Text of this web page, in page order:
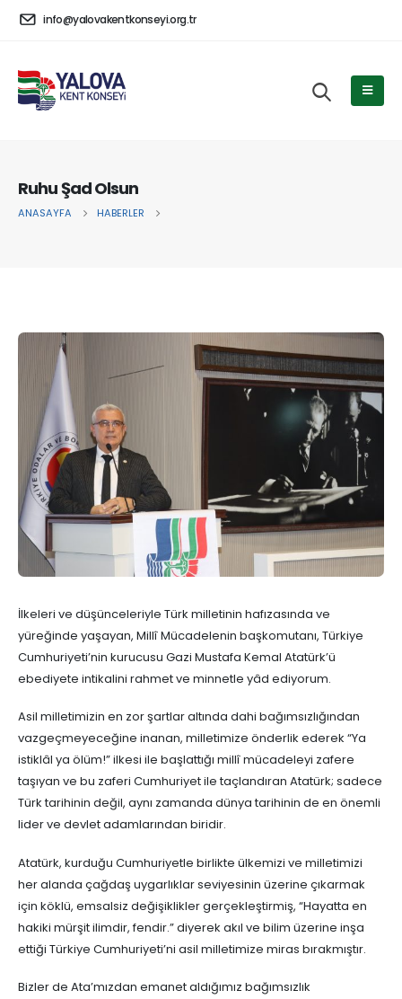
info@yalovakentkonseyi.org.tr
Ruhu Şad Olsun
ANASAYFA HABERLER
İlkeleri ve düşünceleriyle Türk milletinin hafızasında ve
yüreğinde yaşayan, Millî Mücadelenin başkomutanı, Türkiye
Cumhuriyeti’nin kurucusu Gazi Mustafa Kemal Atatürk’ü
ebediyete intikalini rahmet ve minnetle yâd ediyorum.
Asil milletimizin en zor şartlar altında dahi bağımsızlığından
vazgeçmeyeceğine inanan, milletimize önderlik ederek “Ya
istiklâl ya ölüm!” ilkesi ile başlattığı millî mücadeleyi zafere
taşıyan ve bu zaferi Cumhuriyet ile taçlandıran Atatürk; sadece
Türk tarihinin değil, aynı zamanda dünya tarihinin de en önemli
lider ve devlet adamlarından biridir.
Atatürk, kurduğu Cumhuriyetle birlikte ülkemizi ve milletimizi
her alanda çağdaş uygarlıklar seviyesinin üzerine çıkarmak
için köklü, emsalsiz değişiklikler gerçekleştirmiş, “Hayatta en
hakiki mürşit ilimdir, fendir.” diyerek akıl ve bilim üzerine inşa
ettiği Türkiye Cumhuriyeti’ni asil milletimize miras bırakmıştır.
Bizler de Ata’mızdan emanet aldığımız bağımsızlık